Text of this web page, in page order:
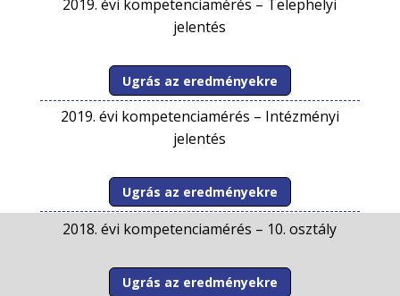
2019. évi kompetenciamérés – Telephelyi
jelentés
Ugrás az eredményekre
2019. évi kompetenciamérés – Intézményi
jelentés
Ugrás az eredményekre
2018. évi kompetenciamérés – 10. osztály
Ugrás az eredményekre